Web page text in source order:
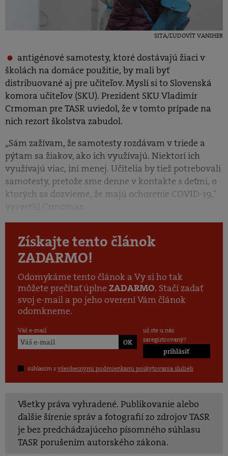
SITA/ĽUDOVÍT VANIHER
antigénové samotesty, ktoré dostávajú žiaci v
školách na domáce použitie, by mali byť
distribuované aj pre učiteľov. Myslí si to Slovenská
komora učiteľov (SKU). Prezident SKU Vladimír
Crmoman pre TASR uviedol, že v tomto prípade na
nich rezort školstva zabudol.
„Sám zažívam, že samotesty rozdávam v triede a
pýtam sa žiakov, ako ich využívajú. Niektorí ich
využívajú viac, iní menej. Učitelia by tiež potrebovali
samotesty, pretože sme denne v kontakte s deťmi, o
ktorých sa dozvieme, že majú ochorenie COVID-19,"
vysvetlil Crmoman.
Získajte tento článok
ZADARMO!
Odomykáme tento článok a Vy si ho tak
môžete prečítať úplne ZADARMO. Stačí zadať
svoj e-mail a po jeho overení Vám článok
odomkneme.
Váš e-mail
už ste u nás
zaregistrovaný?
prihlásiť
súhlasím svšeobecnými podmienkami poskytovania služieb
Všetky práva vyhradené. Publikovanie alebo
ďalšie šírenie správ a fotografií zo zdrojov TASR
je bez predchádzajúceho písomného súhlasu
TASR porušením autorského zákona.